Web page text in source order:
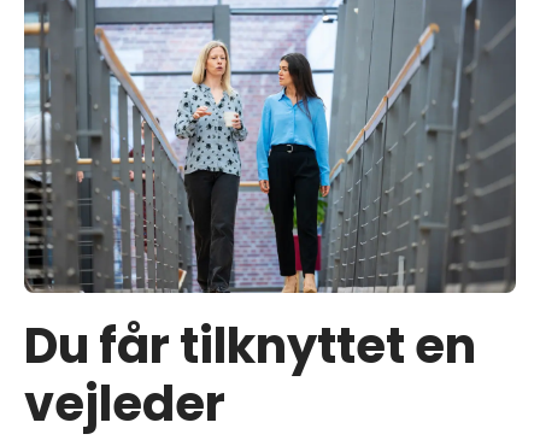
Du får tilknyttet en
vejleder